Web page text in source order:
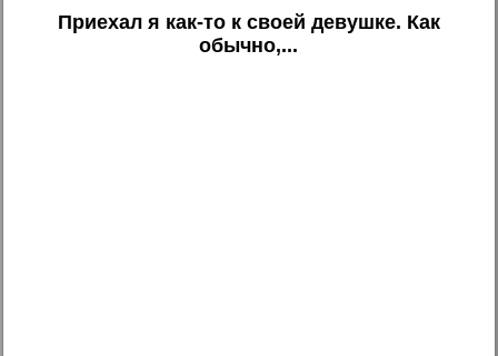
Приехал я как-то к своей девушке. Как
обычно,...